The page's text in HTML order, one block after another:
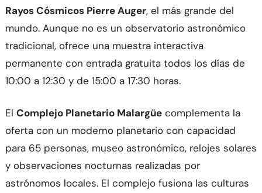
Rayos Cósmicos Pierre Auger, el más grande del
mundo. Aunque no es un observatorio astronómico
tradicional, ofrece una muestra interactiva
permanente con entrada gratuita todos los días de
10:00 a 12:30 y de 15:00 a 17:30 horas.​
El Complejo Planetario Malargüecomplementa la
oferta con un moderno planetario con capacidad
para 65 personas, museo astronómico, relojes solares
y observaciones nocturnas realizadas por
astrónomos locales. El complejo fusiona las culturas